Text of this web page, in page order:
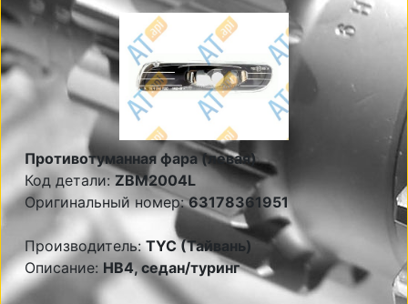
Противотуманная фара (левая)
Код детали:ZBM2004L
Оригинальный номер:63178361951
Производитель:TYC (Тайвань)
Описание: НВ4, седан/туринг